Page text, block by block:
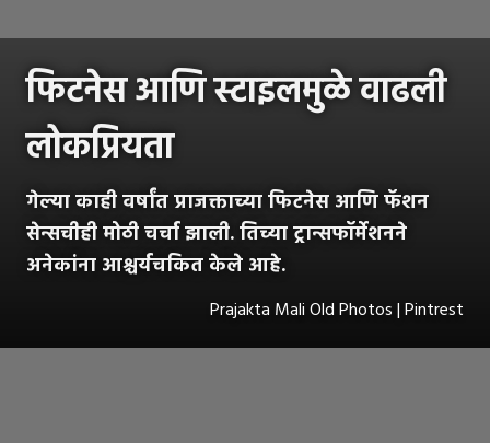
फिटनेस आणि स्टाइलमुळे वाढली
लोकप्रियता
गेल्या काही वर्षांत प्राजक्ताच्या फिटनेस आणि फॅशन
सेन्सचीही मोठी चर्चा झाली. तिच्या ट्रान्सफॉर्मेशनने
अनेकांना आश्चर्यचकित केले आहे.
Prajakta Mali Old Photos | Pintrest